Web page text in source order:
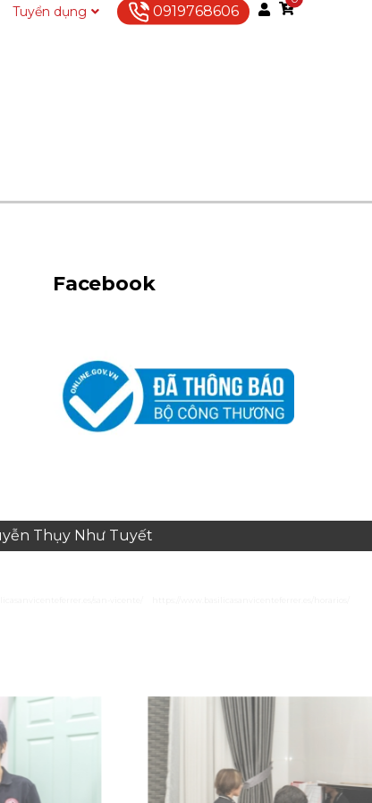
Tuyển dụng Liên hệ0919768606
Facebook
Thụy Như Tuyết